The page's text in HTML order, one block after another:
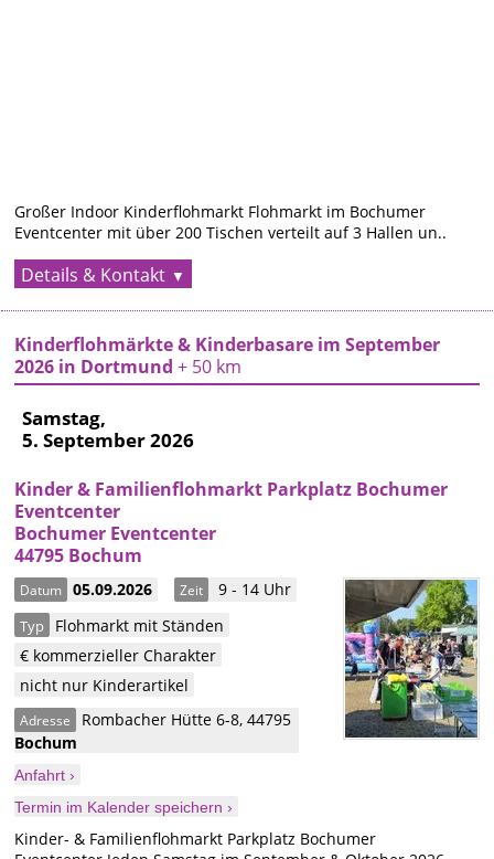
Großer Indoor Kinderflohmarkt Flohmarkt im Bochumer
Eventcenter mit über 200 Tischen verteilt auf 3 Hallen un..
Details & Kontakt
Kinderflohmärkte & Kinderbasare im September
2026 in Dortmund+ 50 km
Samstag,
5. September 2026
Kinder & Familienflohmarkt Parkplatz Bochumer
Eventcenter
Bochumer Eventcenter
44795 Bochum
Datum 05.09.2026 Zeit 9 - 14 Uhr
Typ
Flohmarkt mit Ständen
€ kommerzieller Charakter
nicht nur Kinderartikel
Adresse Rombacher Hütte 6-8,44795
Bochum
Anfahrt ›
Termin im Kalender speichern ›
Kinder- & Familienflohmarkt Parkplatz Bochumer